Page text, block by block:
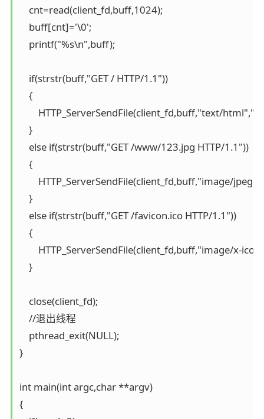
    cnt=read(client_fd,buff,1024);
    buff[cnt]='\0';
    printf("%s\n",buff);
    if(strstr(buff,"GET / HTTP/1.1"))
    {
HTTP_ServerSendFile(client_fd,buff,"text/
    }
    else if(strstr(buff,"GET /www/123.jpg HTTP/1.1"))
    {
HTTP_ServerSendFile(client_fd,buff,"image/
    }
    else if(strstr(buff,"GET /favicon.ico HTTP/1.1"))
    {
HTTP_ServerSendFile(client_fd,buff,"image/x-
    }
    close(client_fd);
    //退出线程
    pthread_exit(NULL);
}
int main(int argc,char **argv)
{